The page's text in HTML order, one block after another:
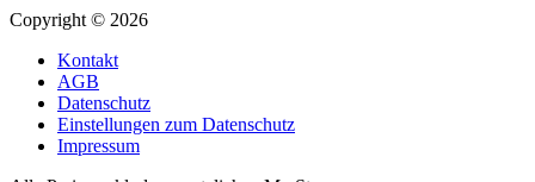
Copyright © 2026
Kontakt
AGB
Datenschutz
Einstellungen zum Datenschutz
Impressum